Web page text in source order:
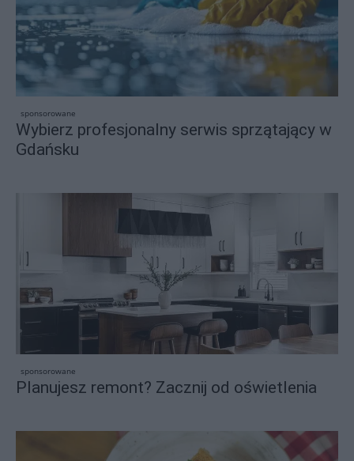
sponsorowane
Wybierz profesjonalny serwis sprzątający w
Gdańsku
sponsorowane
Planujesz remont? Zacznij od oświetlenia